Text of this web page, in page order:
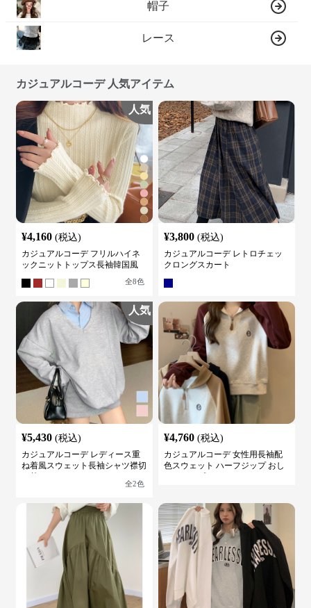
帽子
レース
カジュアルコーデ 人気アイテム
人気
¥4,160 (税込)
カジュアルコーデ フリルハイネ
ックニットトップス長袖韓国風
全8色
¥3,800 (税込)
カジュアルコーデ レトロチェッ
クロングスカート
人気
¥5,430 (税込)
カジュアルコーデ レディース重
ね着風スウェット長袖シャツ襟切
全2色
¥4,760 (税込)
カジュアルコーデ 女性用長袖配
色スウェット ハーフジップ おし